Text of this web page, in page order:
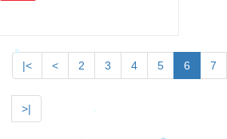
|< < 2 3 4 5 6 7
>|